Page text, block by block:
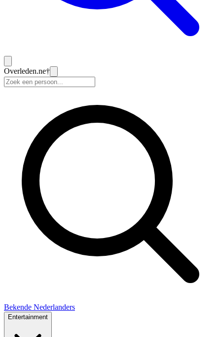
Overleden.ne†
Bekende Nederlanders
Entertainment